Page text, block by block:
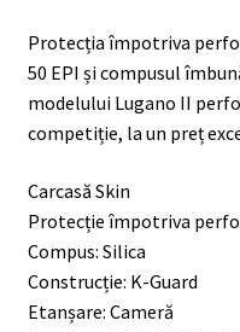
Protecția împotriva
50 EPI și compusul
modelului Lugano II
competiție, la un preț
Carcasă Skin
Protecție împotriva
Compus: Silica
Construcție: K-Guard
Etanșare: Cameră